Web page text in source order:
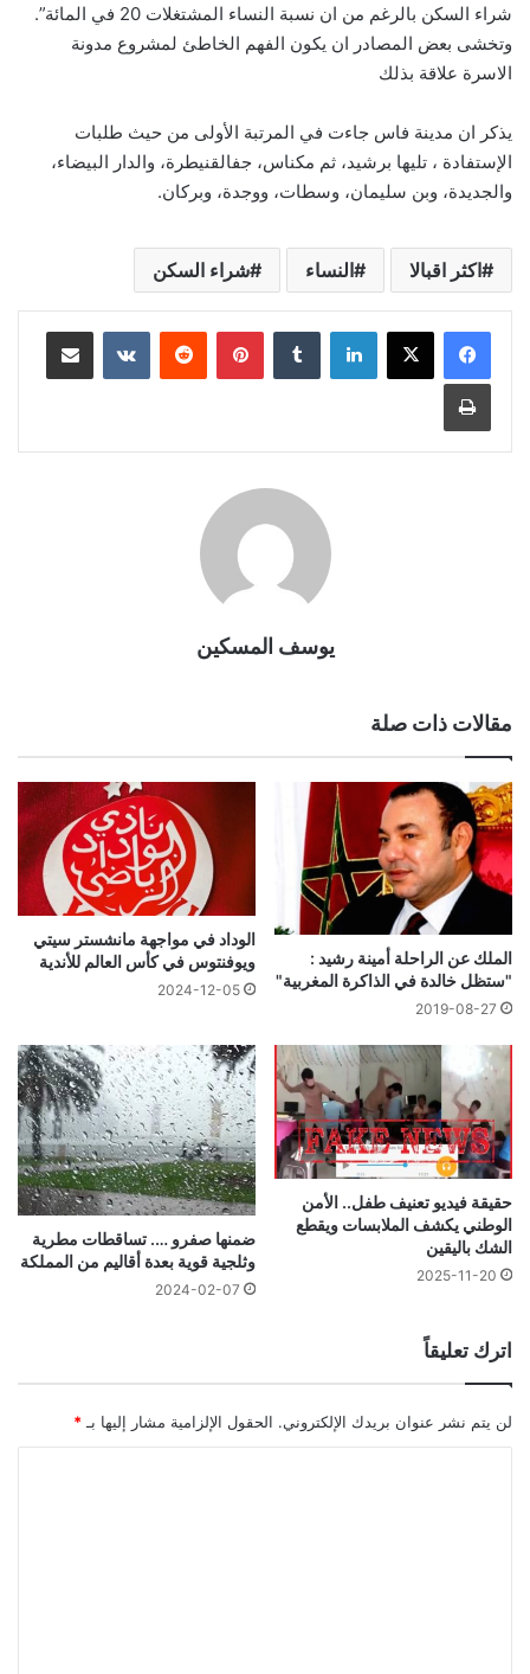
شراء السكن بالرغم من ان نسبة النساء المشتغلات 20 في المائة”.
وتخشى بعض المصادر ان يكون الفهم الخاطئ لمشروع مدونة
الاسرة علاقة بذلك
يذكر ان مدينة فاس جاءت في المرتبة الأولى من حيث طلبات
الإستفادة ، تليها برشيد، ثم مكناس، جفالقنيطرة، والدار البيضاء،
والجديدة، وبن سليمان، وسطات، ووجدة، وبركان.
اكثر اقبالا النساء شراء السكن
لينكدإن بينتيريست مشاركة عبر البريد
طباعة
يوسف المسكين
مقالات ذات صلة
الملك عن الراحلة أمينة رشيد :
"ستظل خالدة في الذاكرة المغربية"
2019-08-27
الوداد في مواجهة مانشستر سيتي
ويوفنتوس في كأس العالم للأندية
2024-12-05
حقيقة فيديو تعنيف طفل.. الأمن
الوطني يكشف الملابسات ويقطع
الشك باليقين
2025-11-20
ضمنها صفرو …. تساقطات مطرية
وثلجية قوية بعدة أقاليم من المملكة
2024-02-07
اترك تعليقاً
لن يتم نشر عنوان بريدك الإلكتروني. الحقول الإلزامية مشار إليها بـ *